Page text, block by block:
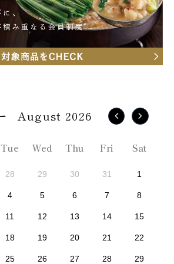
August 2026
Tue Wed Thu Fri Sat
28 29 30 31 1
4 5 6 7 8
11 12 13 14 15
18 19 20 21 22
25 26 27 28 29